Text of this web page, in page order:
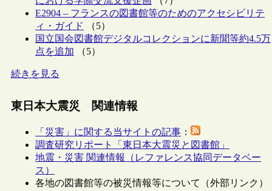
E2904 – フランスの図書館等のためのアクセシビリテ
ィ・ガイド
（5）
国立国会図書館デジタルコレクションに新聞等約4.5万
点を追加 （5）
続きを見る
東日本大震災 関連情報
「災害」に関する当サイトの記事 ：
調査研究リポート「東日本大震災と図書館」
地震・災害 関連情報（レファレンス協同データベー
ス）
各地の図書館等の被災情報等について（外部リンク）